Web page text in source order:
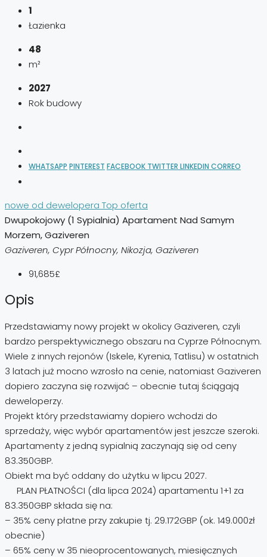
1
Łazienka
48
m²
2027
Rok budowy
WHATSAPP PINTEREST FACEBOOK TWITTER LINKEDIN CORREO
nowe od dewelopera Top oferta
Dwupokojowy (1 Sypialnia) Apartament Nad Samym
Morzem, Gaziveren
Gaziveren, Cypr Północny, Nikozja, Gaziveren
91,685£
Opis
Przedstawiamy nowy projekt w okolicy Gaziveren, czyli
bardzo perspektywicznego obszaru na Cyprze Północnym.
Wiele z innych rejonów (Iskele, Kyrenia, Tatlisu) w ostatnich
3 latach już mocno wzrosło na cenie, natomiast Gaziveren
dopiero zaczyna się rozwijać – obecnie tutaj ściągają
deweloperzy.
Projekt który przedstawiamy dopiero wchodzi do
sprzedaży, więc wybór apartamentów jest jeszcze szeroki.
Apartamenty z jedną sypialnią zaczynają się od ceny
83.350GBP.
Obiekt ma być oddany do użytku w lipcu 2027.
PLAN PŁATNOŚCI (dla lipca 2024) apartamentu 1+1 za
83.350GBP składa się na:
– 35% ceny płatne przy zakupie tj. 29.172GBP (ok. 149.000zł
obecnie)
– 65% ceny w 35 nieoprocentowanych, miesięcznych